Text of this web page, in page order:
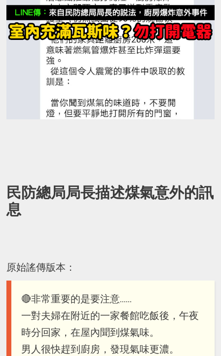
民防總局局長描述煤氣意外的訊
息
原始謠傳版本：
🔴非常重要的是要注意......
一對夫婦在附近的一家餐館吃飯後，午夜
時分回家，在屋內聞到煤氣味。
男人很快趕到廚房，發現氣味更濃。